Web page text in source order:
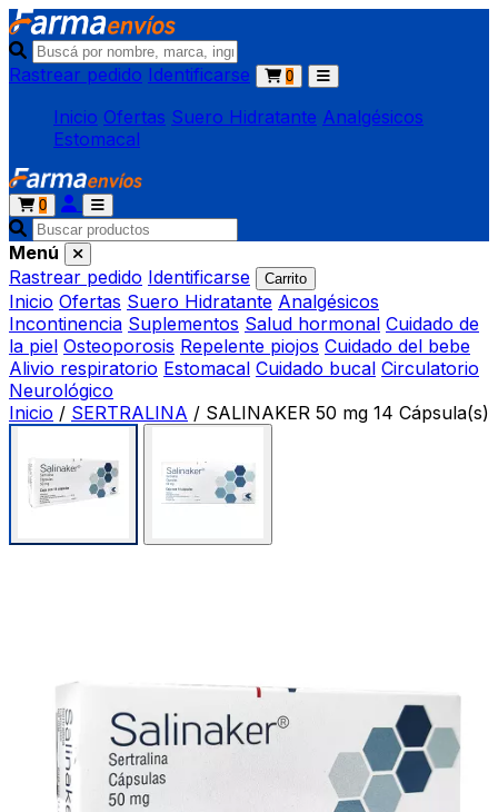
Rastrear pedido Identificarse 0
Inicio Ofertas Suero Hidratante Analgésicos
Estomacal
0
Menú
Rastrear pedido Identificarse Carrito
Inicio Ofertas Suero Hidratante Analgésicos
Incontinencia Suplementos Salud hormonal Cuidado de
la piel Osteoporosis Repelente piojos Cuidado del bebe
Alivio respiratorio Estomacal Cuidado bucal Circulatorio
Neurológico
Inicio / SERTRALINA / SALINAKER 50 mg 14 Cápsula(s)